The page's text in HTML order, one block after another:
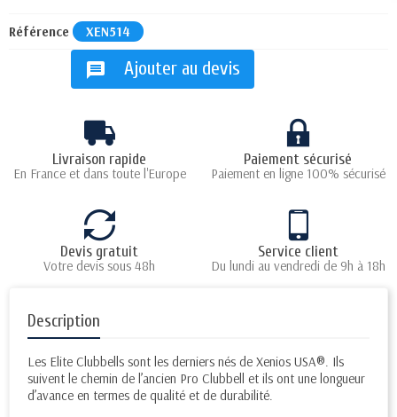
Référence XEN514
message Ajouter au devis
Livraison rapide
En France et dans toute l'Europe
Paiement sécurisé
Paiement en ligne 100% sécurisé
Devis gratuit
Votre devis sous 48h
Service client
Du lundi au vendredi de 9h à 18h
Description
Les Elite Clubbells sont les derniers nés de Xenios USA®. Ils
suivent le chemin de l’ancien Pro Clubbell et ils ont une longueur
d’avance en termes de qualité et de durabilité.